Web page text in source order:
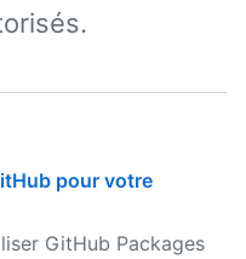
pour votre
GitHub Packages